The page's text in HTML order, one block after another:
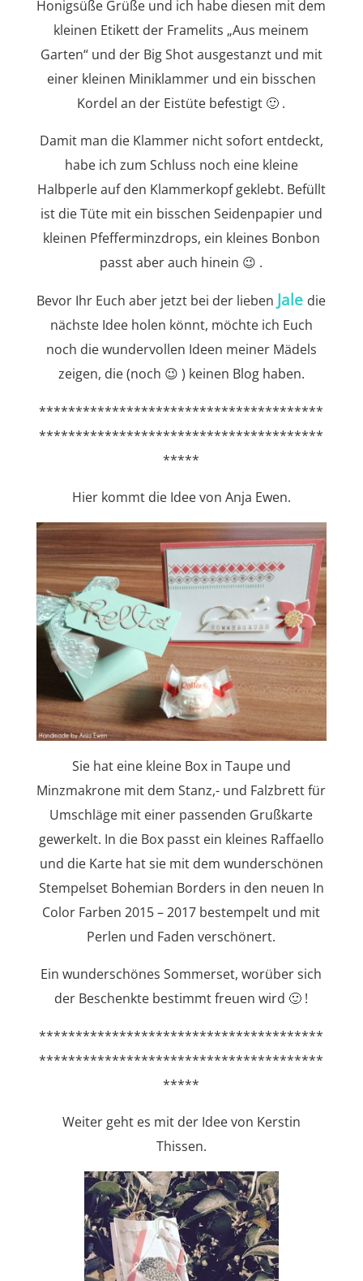
Honigsüße Grüße und ich habe diesen mit dem
kleinen Etikett der Framelits „Aus meinem
Garten“ und der Big Shot ausgestanzt und mit
einer kleinen Miniklammer und ein bisschen
Kordel an der Eistüte befestigt 🙂 .
Damit man die Klammer nicht sofort entdeckt,
habe ich zum Schluss noch eine kleine
Halbperle auf den Klammerkopf geklebt. Befüllt
ist die Tüte mit ein bisschen Seidenpapier und
kleinen Pfefferminzdrops, ein kleines Bonbon
passt aber auch hinein 😉 .
Bevor Ihr Euch aber jetzt bei der lieben Jale die
nächste Idee holen könnt, möchte ich Euch
noch die wundervollen Ideen meiner Mädels
zeigen, die (noch 😉 ) keinen Blog haben.
***************************************
***************************************
*****
Hier kommt die Idee von Anja Ewen.
Sie hat eine kleine Box in Taupe und
Minzmakrone mit dem Stanz,- und Falzbrett für
Umschläge mit einer passenden Grußkarte
gewerkelt. In die Box passt ein kleines Raffaello
und die Karte hat sie mit dem wunderschönen
Stempelset Bohemian Borders in den neuen In
Color Farben 2015 – 2017 bestempelt und mit
Perlen und Faden verschönert.
Ein wunderschönes Sommerset, worüber sich
der Beschenkte bestimmt freuen wird 🙂 !
***************************************
***************************************
*****
Weiter geht es mit der Idee von Kerstin
Thissen.